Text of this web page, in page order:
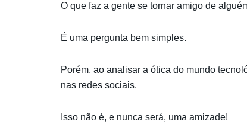
O que faz a gente se tornar amigo de
É uma pergunta bem simples.
Porém, ao analisar a ótica do mundo
nas redes sociais.
Isso não é, e nunca será, uma amizade!